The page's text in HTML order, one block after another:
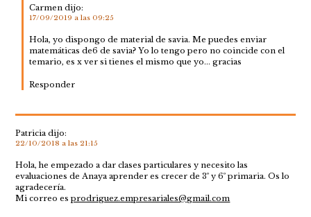
Carmen dijo:
17/09/2019 a las 09:25
Hola, yo dispongo de material de savia. Me puedes enviar
matemáticas de6 de savia? Yo lo tengo pero no coincide con el
temario, es x ver si tienes el mismo que yo… gracias
Responder
Patricia dijo:
22/10/2018 a las 21:15
Hola, he empezado a dar clases particulares y necesito las
evaluaciones de Anaya aprender es crecer de 3º y 6º primaria. Os lo
agradecería.
Mi correo esprodriguez.empresariales@gmail.com